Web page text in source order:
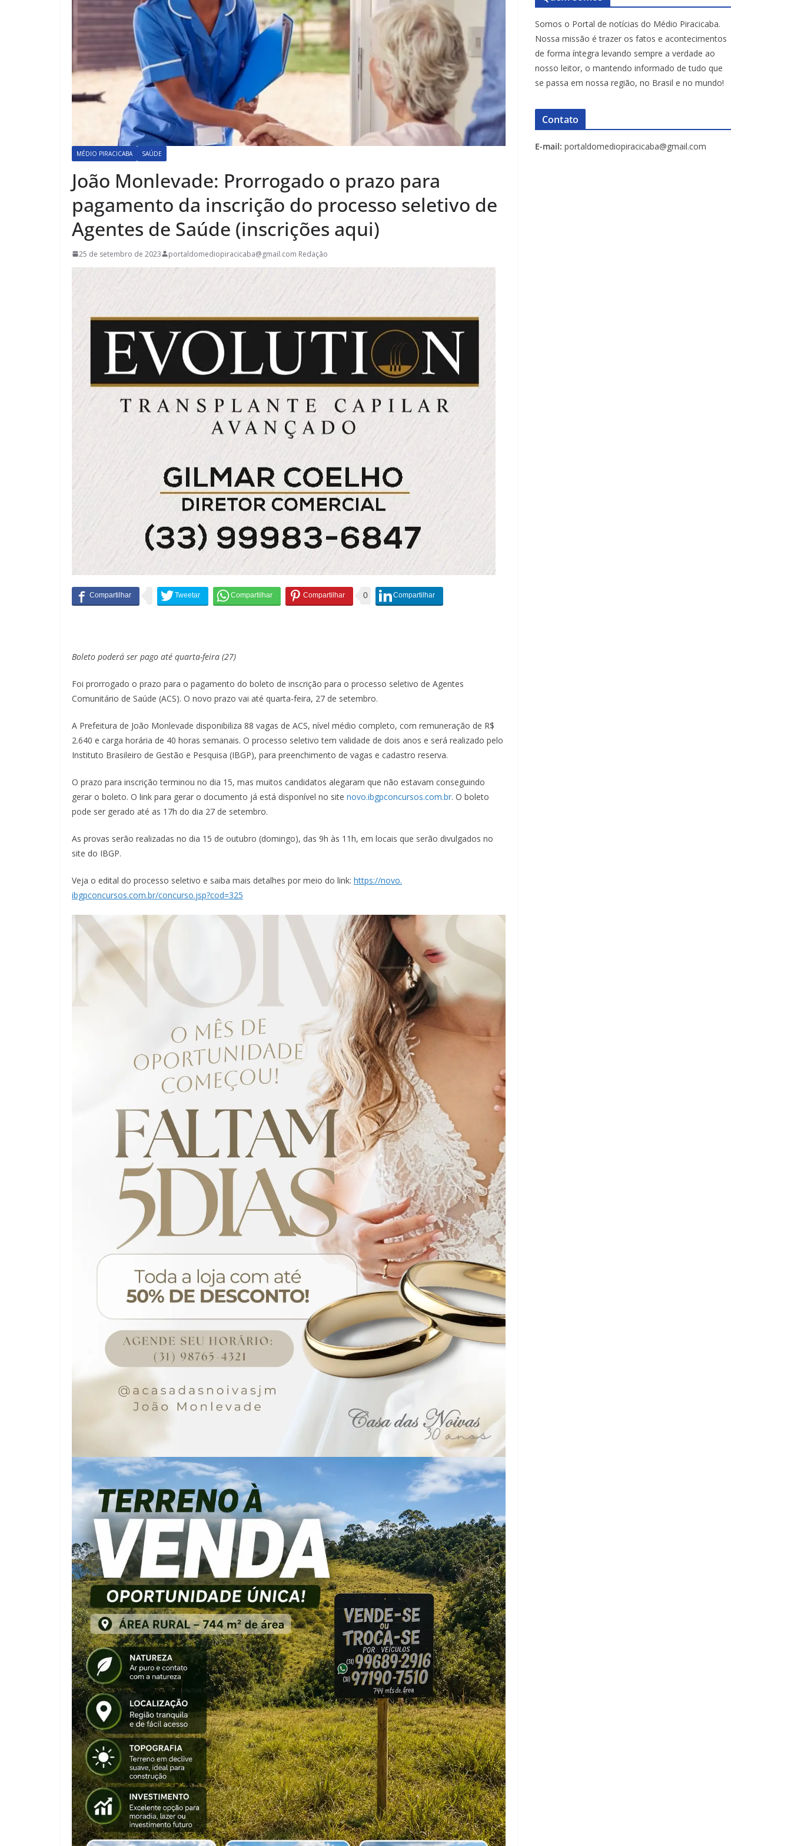
MÉDIO PIRACICABA SAÚDE
João Monlevade: Prorrogado o prazo para
pagamento da inscrição do processo seletivo de
Agentes de Saúde (inscrições aqui)
25 de setembro de 2023 portaldomediopiracicaba@gmail.com Redação
0
Boleto poderá ser pago até quarta-feira (27)
Foi prorrogado o prazo para o pagamento do boleto de inscrição para o processo seletivo de Agentes
Comunitário de Saúde (ACS). O novo prazo vai até quarta-feira, 27 de setembro.
A Prefeitura de João Monlevade disponibiliza 88 vagas de ACS, nível médio completo, com remuneração de R$
2.640 e carga horária de 40 horas semanais. O processo seletivo tem validade de dois anos e será realizado pelo
Instituto Brasileiro de Gestão e Pesquisa (IBGP), para preenchimento de vagas e cadastro reserva.
O prazo para inscrição terminou no dia 15, mas muitos candidatos alegaram que não estavam conseguindo
gerar o boleto. O link para gerar o documento já está disponível no site novo.ibgpconcursos.com.br. O boleto
pode ser gerado até as 17h do dia 27 de setembro.
As provas serão realizadas no dia 15 de outubro (domingo), das 9h às 11h, em locais que serão divulgados no
site do IBGP.
Veja o edital do processo seletivo e saiba mais detalhes por meio do link: https://novo.
ibgpconcursos.com.br/concurso.jsp?cod=325
Somos o Portal de notícias do Médio Piracicaba.
Nossa missão é trazer os fatos e acontecimentos
de forma íntegra levando sempre a verdade ao
nosso leitor, o mantendo informado de tudo que
se passa em nossa região, no Brasil e no mundo!
Contato
E-mail: portaldomediopiracicaba@gmail.com